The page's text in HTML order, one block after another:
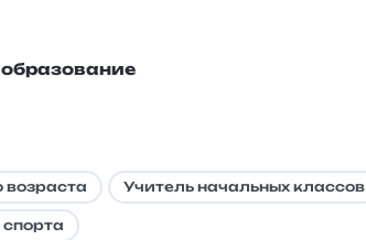
возраста Учитель начальных классов